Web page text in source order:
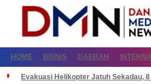
HOME BISNIS DAERAH
Evakuasi Helikopter Jatuh Sekadau,